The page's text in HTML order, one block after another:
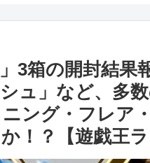
3箱の開封結果
ュ」など、多
ニング・フレア
！？【遊戯王